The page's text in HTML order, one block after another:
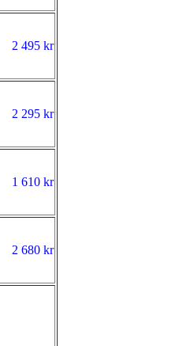
2 495 kr
2 295 kr
1 610 kr
2 680 kr